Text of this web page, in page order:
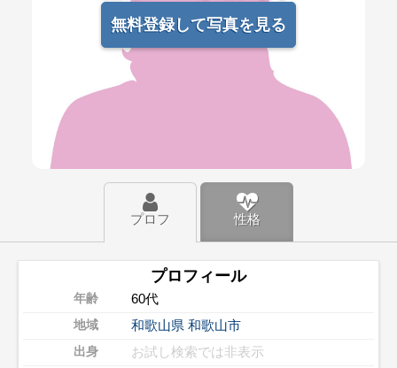
無料登録して写真を見る
プロフ 性格
プロフィール
年齢 60代
地域 和歌山県 和歌山市
出身 お試し検索では非表示